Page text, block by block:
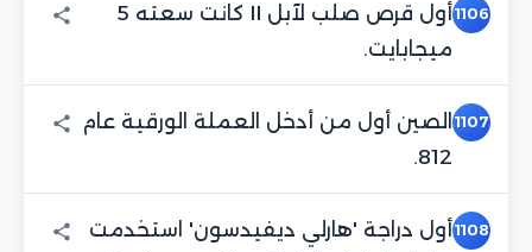
1106
أول قرص صلب لآبل II كانت سعته 5
ميجابايت.
1107 الصين أول من أدخل العملة الورقية عام
812.
1108أول دراجة 'هارلي ديفيدسون' استخدمت